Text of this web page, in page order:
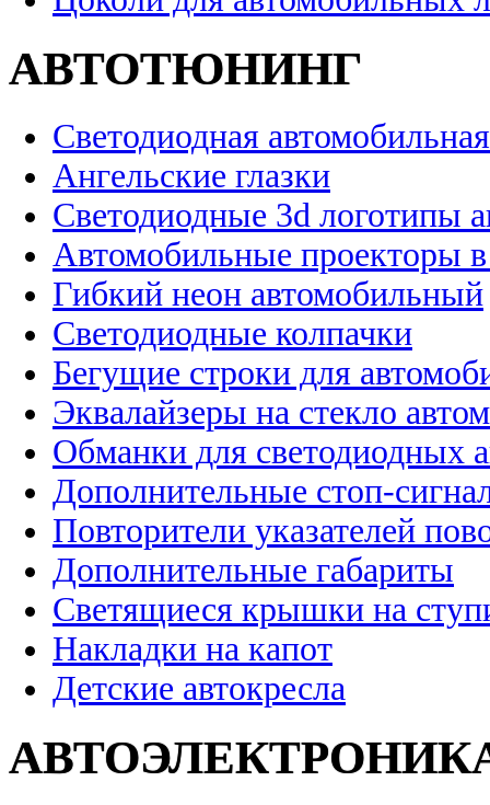
АВТОТЮНИНГ
Светодиодная
Ангельские глазки
Светодиодные 3d логотипы
Автомобильные проекторы
Гибкий неон автомобильный
Светодиодные колпачки
Бегущие строки для
Эквалайзеры на стекло
Обманки для светодиодных
Дополнительные стоп-
Повторители указателей
Дополнительные габариты
Светящиеся крышки на
Накладки на капот
Детские автокресла